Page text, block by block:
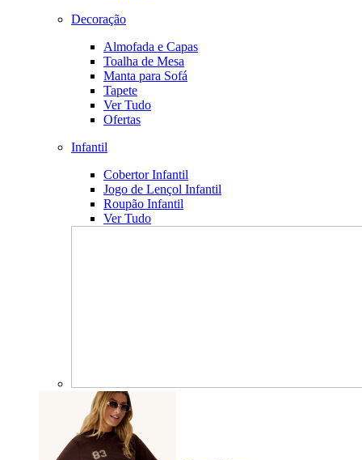
Decoração
Almofada e Capas
Toalha de Mesa
Manta para Sofá
Tapete
Ver Tudo
Ofertas
Infantil
Cobertor Infantil
Jogo de Lençol Infantil
Roupão Infantil
Ver Tudo